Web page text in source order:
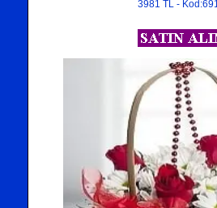
3981 TL -